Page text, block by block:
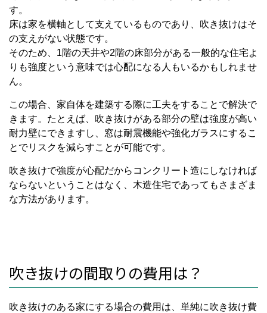
す。
床は家を横軸として支えているものであり、吹き抜けはそ
の支えがない状態です。
そのため、 1階の天井や2階の床部分がある一般的な住宅よ
りも強度という意味では心配になる人もいるかもしれませ
ん。
この場合、家自体を建築する際に工夫をすることで解決で
きます。たとえば、吹き抜けがある部分の壁は強度が高い
耐力壁にできますし、窓は耐震機能や強化ガラスにするこ
とでリスクを減らすことが可能です。
吹き抜けで強度が心配だからコンクリート造にしなければ
ならないということはなく、木造住宅であってもさまざま
な方法があります。
吹き抜けの間取りの費用は？
吹き抜けのある家にする場合の費用は、単純に吹き抜け費